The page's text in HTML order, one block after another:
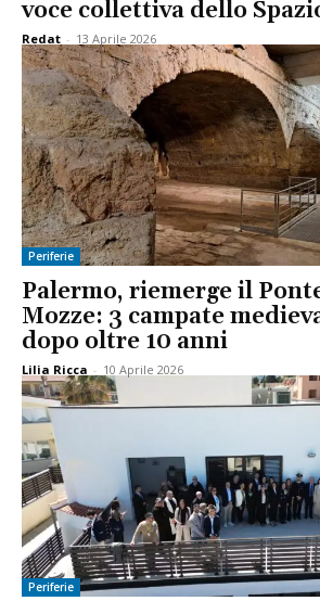
voce collettiva dello
Redat - 13 Aprile 2026
Periferie
Palermo, riemerge il
Mozze: 3 campate
dopo oltre 10 anni
Lilia Ricca - 10 Aprile 2026
Periferie